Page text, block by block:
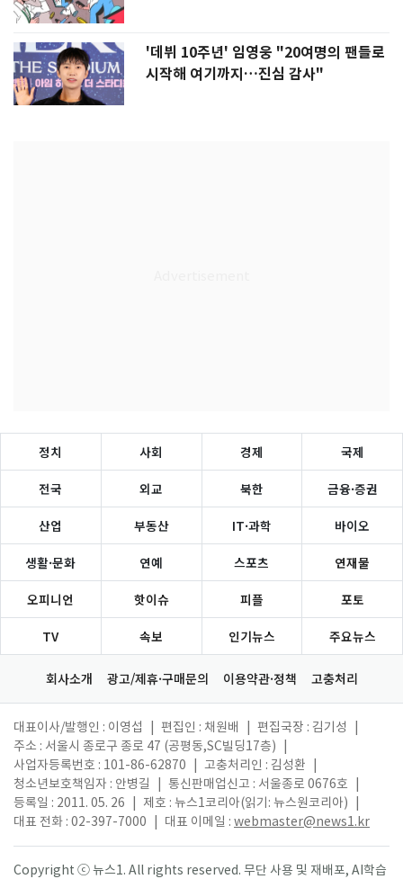
'데뷔 10주년' 임영웅 "20여명의 팬들로
시작해 여기까지…진심 감사"
정치 사회 경제 국제
전국 외교 북한 금융·증권
산업 부동산 IT·과학 바이오
생활·문화 연예 스포츠 연재물
오피니언 핫이슈 피플 포토
TV 속보 인기뉴스 주요뉴스
회사소개 광고/제휴·구매문의 이용약관·정책 고충처리
대표이사/발행인 : 이영섭 편집인 : 채원배 편집국장 : 김기성
주소 : 서울시 종로구 종로 47 (공평동,SC빌딩17층)
사업자등록번호 : 101-86-62870
고충처리인 : 김성환
청소년보호책임자 : 안병길
통신판매업신고 : 서울종로 0676호
등록일 : 2011. 05. 26
제호 : 뉴스1코리아(읽기: 뉴스원코리아)
대표 전화 : 02-397-7000
대표 이메일 : webmaster@news1.kr
Copyright ⓒ 뉴스1. All rights reserved. 무단 사용 및 재배포, AI학습